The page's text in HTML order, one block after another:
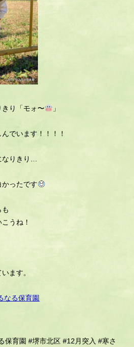
り「モォ〜
」
でいます！！！！
りきり…
ったです
うね！
ます。
なる保育園
保育園 #堺市北区 #12月突入 #寒さ